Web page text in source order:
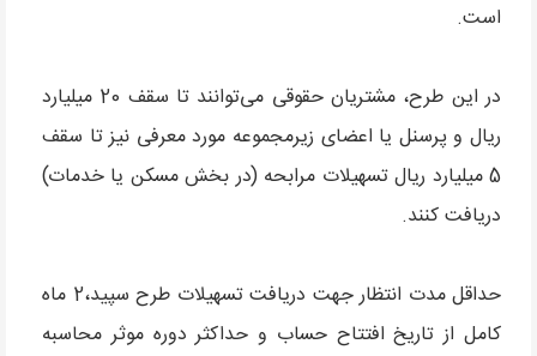
است.
در این طرح، مشتریان حقوقی می‌توانند تا سقف 20 میلیارد
ریال و پرسنل یا اعضای زیرمجموعه مورد معرفی نیز تا سقف
5 میلیارد ریال تسهیلات مرابحه (در بخش مسکن یا خدمات)
دریافت کنند.
حداقل مدت انتظار جهت دریافت تسهیلات طرح سپید،2 ماه
کامل از تاریخ افتتاح حساب و حداکثر دوره موثر محاسبه